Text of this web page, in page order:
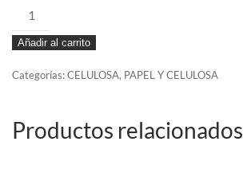
PA¥UELO
STRONG
LUCART
100U
Añadir al carrito
Categorías:CELULOSA, PAPEL Y CELULOSA
Productos relacionados